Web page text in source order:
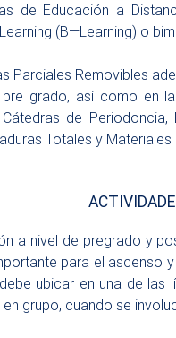
de Educación a
(B—Learning) o
Parciales Removibles
grado, así como en
de Periodoncia,
Totales y
a nivel de pregrado y
para el ascenso
ubicar en una de
grupo, cuando se